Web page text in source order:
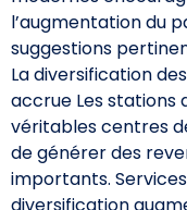
l’augmentation du
suggestions
La diversification
accrue Les stations
véritables centres
de générer des
importants.
diversification